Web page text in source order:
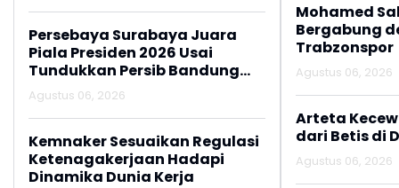
Persebaya Surabaya Juara
Piala Presiden 2026 Usai
Tundukkan Persib Bandung
Lewat Adu Penalti
Agustus 06, 2026
Kemnaker Sesuaikan Regulasi
Ketenagakerjaan Hadapi
Dinamika Dunia Kerja
Mohamed
Bergabung
Trabzonspor
Agustus 06, 2026
Arteta
dari Betis di
Agustus 06, 2026